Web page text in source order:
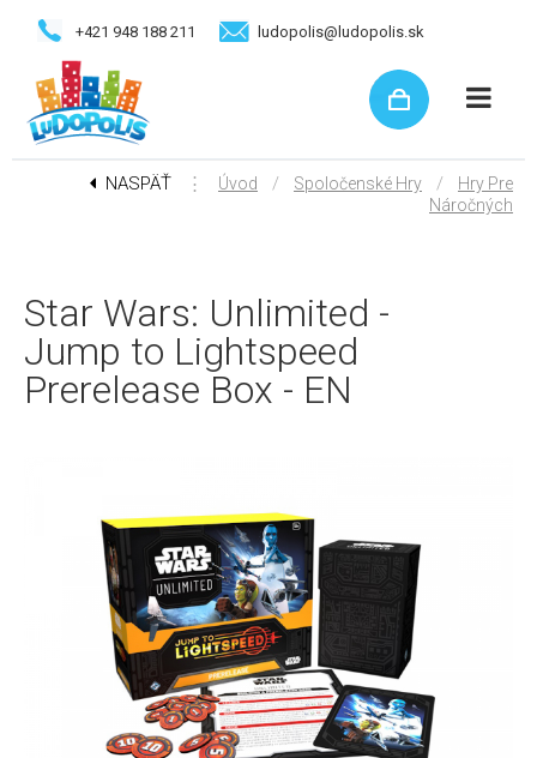
+421 948 188 211 ludopolis@ludopolis.sk
NASPÄŤ ⋮ Úvod / Spoločenské Hry /
Hry Pre
Náročných
Star Wars: Unlimited -
Jump to Lightspeed
Prerelease Box - EN